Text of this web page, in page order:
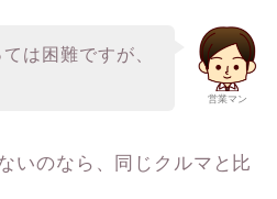
営業マン
は困難ですが、
いのなら、同じクルマと比